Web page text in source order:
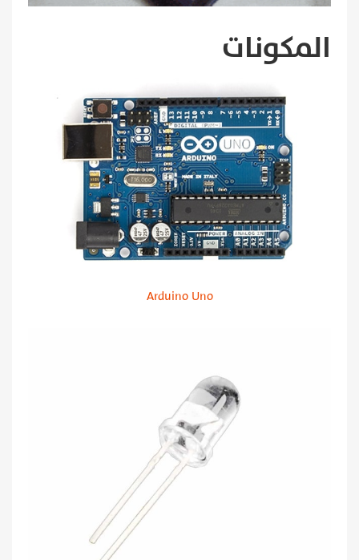
المكونات
Arduino Uno